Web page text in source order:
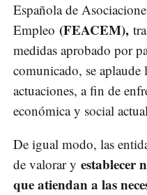
Española de
Empleo (FEACEM),
medidas aprobado por
comunicado, se aplaude
actuaciones, a fin de
económica y social
De igual modo, las
de valorar y establecer
que atiendan a las